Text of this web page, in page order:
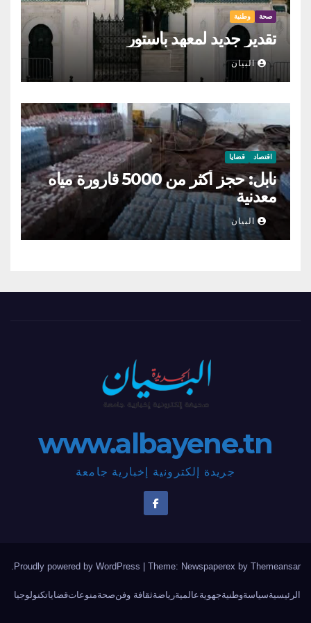
صحة وطنية
تقدير جديد لمعهد باستور
البيان
اقتصاد قضايا
نابل: حجز أكثر من 5000 قارورة مياه
معدنية
البيان
www.albayene.tn
جريدة إلكترونية إخبارية جامعة
Proudly powered by WordPress Theme: Newspaperex by Themeansar
.
الرئيسيةسياسةوطنيةجهويةعالميةرياضةثقافة وفنصحةمنوعاتقضاياتكنولوجيا